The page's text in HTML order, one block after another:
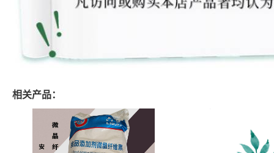
相关产品：